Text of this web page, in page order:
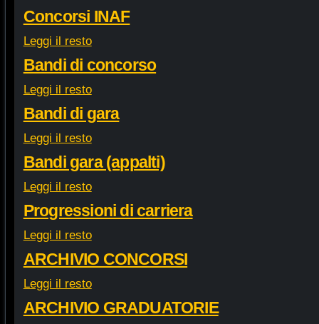
Concorsi INAF
Leggi il resto
Bandi di concorso
Leggi il resto
Bandi di gara
Leggi il resto
Bandi gara (appalti)
Leggi il resto
Progressioni di carriera
Leggi il resto
ARCHIVIO CONCORSI
Leggi il resto
ARCHIVIO GRADUATORIE